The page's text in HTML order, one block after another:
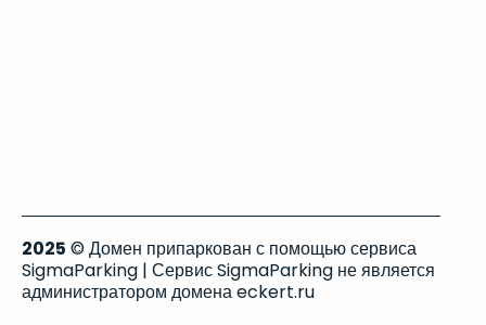
2025 © Домен припаркован с помощью сервиса
SigmaParking | Сервис SigmaParking не является
администратором домена eckert.ru